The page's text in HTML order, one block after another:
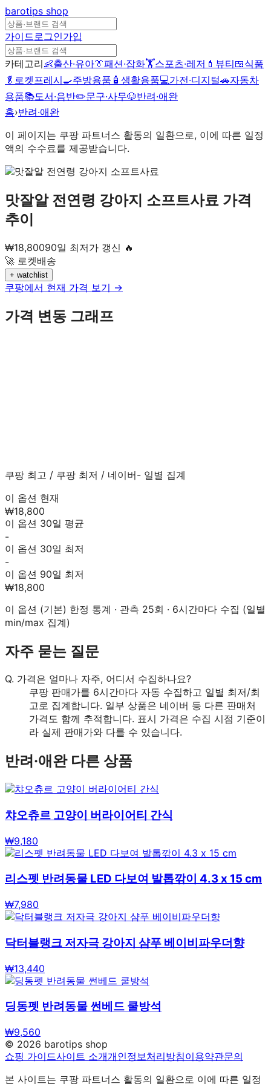
barotips shop
가이드로그인가입
카테고리👶출산·유아👔패션·잡화🏋️스포츠·레저 💄 뷰티🍱식품
🥬 로켓프레시🍳주방용품 🧴 생활용품💻가전·디지털🚗자동차
용품📚도서·음반✏️문구·사무🐶반려·애완
홈›반려·애완
이 페이지는 쿠팡 파트너스 활동의 일환으로, 이에 따른 일정
액의 수수료를 제공받습니다.
맛잘알 전연령 강아지 소프트사료 가격
추이
₩18,80090일 최저가 갱신 🔥
🚀 로켓배송
+ watchlist
쿠팡에서 현재 가격 보기 →
가격 변동 그래프
쿠팡 최고 / 쿠팡 최저 / 네이버- 일별 집계
이 옵션 현재
₩18,800
이 옵션 30일 평균
-
이 옵션 30일 최저
-
이 옵션 90일 최저
₩18,800
이 옵션 (기본) 한정 통계 · 관측 25회 · 6시간마다 수집 (일별
min/max 집계)
자주 묻는 질문
Q. 가격은 얼마나 자주, 어디서 수집하나요?
쿠팡 판매가를 6시간마다 자동 수집하고 일별 최저/최
고로 집계합니다. 일부 상품은 네이버 등 다른 판매처
가격도 함께 추적합니다. 표시 가격은 수집 시점 기준이
라 실제 판매가와 다를 수 있습니다.
반려·애완다른 상품
챠오츄르 고양이 버라이어티 간식
₩9,180
리스펫 반려동물 LED 다보여 발톱깎이 4.3 x 15 cm
₩7,980
닥터블랭크 저자극 강아지 샴푸 베이비파우더향
₩13,440
딩동펫 반려동물 썬베드 쿨방석
₩9,560
© 2026 barotips shop
쇼핑 가이드사이트 소개개인정보처리방침이용약관문의
본 사이트는 쿠팡 파트너스 활동의 일환으로 이에 따른 일정